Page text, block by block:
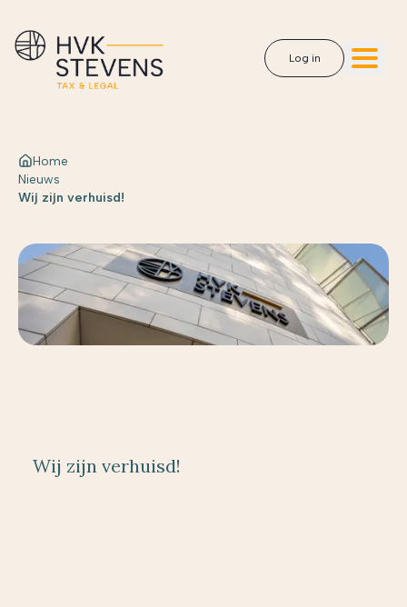
Log in
Home
Nieuws
Wij zijn verhuisd!
Wij zijn verhuisd!